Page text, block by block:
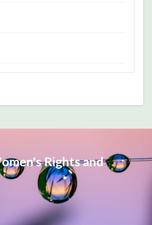
Rights and